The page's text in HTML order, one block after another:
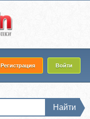
Регистрация Войти
Найти